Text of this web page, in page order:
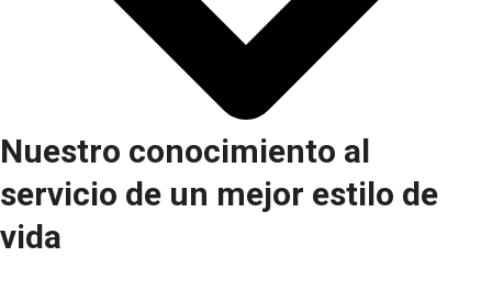
Nuestro conocimiento al
servicio de un mejor estilo de
vida